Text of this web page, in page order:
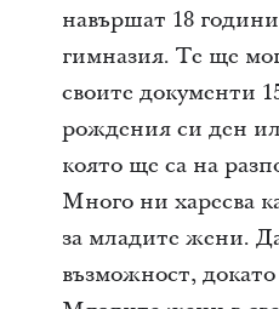
навършат 18
гимназия. Те ще
своите документи
рождения си ден
която ще са на
Много ни харесва
за младите жени.
възможност,